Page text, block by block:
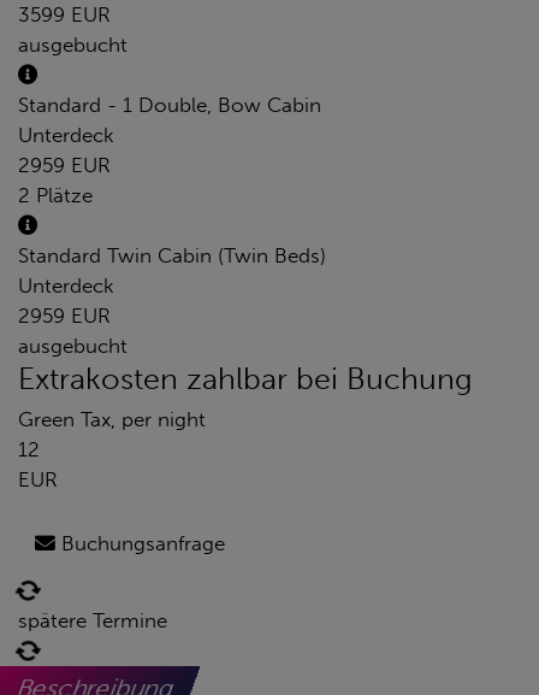
3599 EUR
ausgebucht
Standard - 1 Double, Bow Cabin
Unterdeck
2959 EUR
2 Plätze
Standard Twin Cabin (Twin Beds)
Unterdeck
2959 EUR
ausgebucht
Extrakosten zahlbar bei Buchung
Green Tax, per night
12
EUR
Buchungsanfrage
spätere Termine
Beschreibung